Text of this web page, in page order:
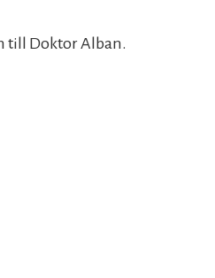
till Doktor Alban.